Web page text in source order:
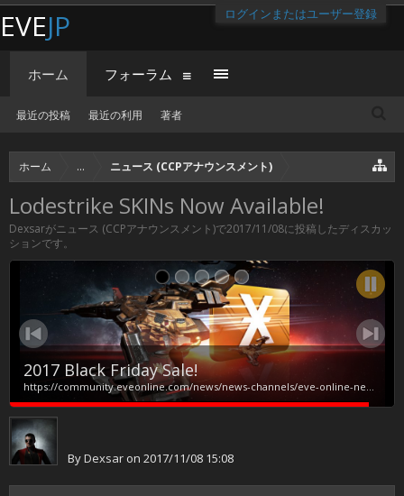
ログインまたはユーザー登録
ホーム ... ニュース (CCPアナウンスメント)
Lodestrike SKINs Now Available!
Dexsarがニュース (CCPアナウンスメント)で2017/11/08に投稿したディスカッ
ションです。
2017 Black Friday Sale!
https://community.eveonline.com/news/news-channels/eve-online-news/2017-black-friday-sale/?utm_source=launcher&amp;utm_medium=banner&amp;utm_campaign=NES%20Black%20Friday&amp;utm_term=NES%20Black%20Friday&amp;utm_content=NES%20Black%20Friday 11月23日のダウンタイム明けより28日のダウンタイムまでブラックフライデーセールをします。 ブラックフライデー特設サイトより https://secure.eveonline.com/blackfriday/ Rattlesnake King's Ransom Darouen SKIN と Apocalypse Star Captain SKIN が確認できます。 １．King's Ransom Bundle （€39.99 / $39.99 / £33.99 / 2,399₽） 1x Rattlesnake King's...
ByDexsar on 2017/11/08 15:08
EVEJP
ホーム
最近の投稿 最近の利用 著者
フォーラム